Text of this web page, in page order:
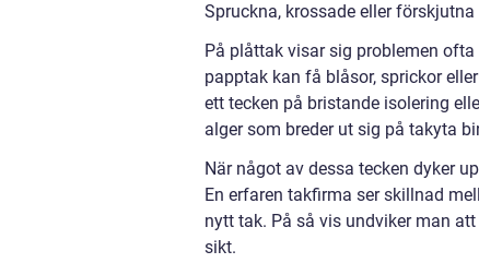
Spruckna, krossade eller
På plåttak visar sig problemen
papptak kan få blåsor, sprickor
ett tecken på bristande isolering
alger som breder ut sig på takyta
När något av dessa tecken dyker
En erfaren takfirma ser skillnad
nytt tak. På så vis undviker man
sikt.